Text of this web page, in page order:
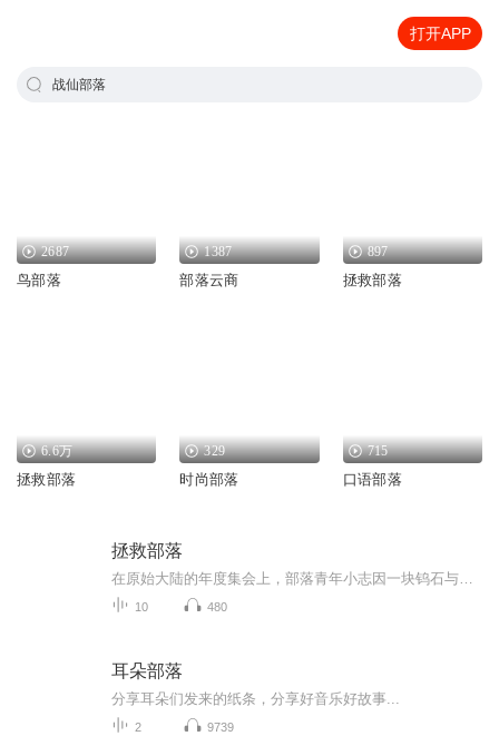
打开APP
战仙部落
2687
鸟部落
1387
部落云商
897
拯救部落
6.6万
拯救部落
329
时尚部落
715
口语部落
拯救部落
10 480
耳朵部落
分享耳朵们发来的纸条，分享好音乐好故事...
2 9739